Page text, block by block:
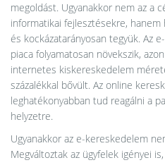
megoldást. Ugyanakkor nem az a
informatikai fejlesztésekre,
és kockázatarányosan tegyük. Az
piaca folyamatosan növekszik,
internetes kiskereskedelem
százalékkal bővült. Az online
leghatékonyabban tud reagálni a
helyzetre.
Ugyanakkor az e-kereskedelem
Megváltoztak az ügyfelek igényei